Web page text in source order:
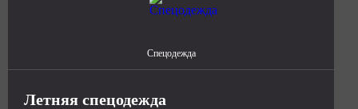
Спецодежда
Летняя спецодежда